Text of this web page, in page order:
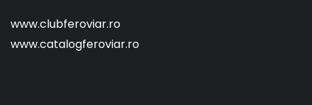
www.clubferoviar.ro
www.catalogferoviar.ro